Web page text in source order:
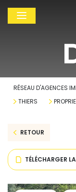
RÉSEAU D'AGENCES
THIERS
RETOUR
TÉLÉCHARGER